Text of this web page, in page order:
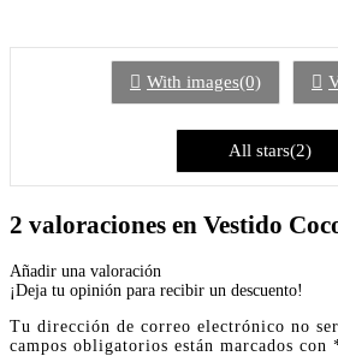
With images(0)
All stars(2)
2 valoraciones en Vestido
Añadir una valoración
¡Deja tu opinión para recibir un descuento!
Tu dirección de correo electrónico no
campos obligatorios están marcados con